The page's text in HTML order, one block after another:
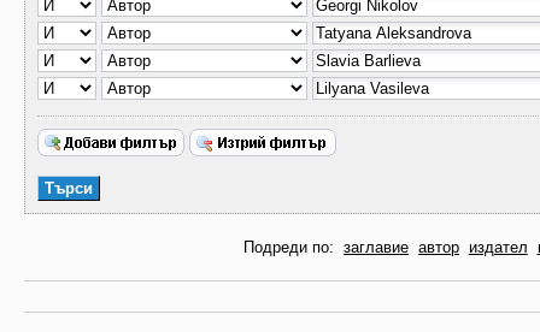
Подреди по: заглавие автор издател